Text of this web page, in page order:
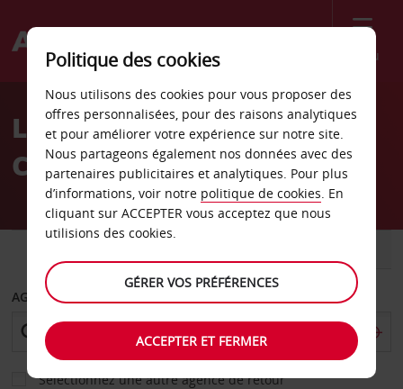
Menu
Welcome
AvisLocation de voiture
Cozumel
AGENCE DE DÉPART
Sélectionnez une autre agence de retour
Politique des cookies
Nous utilisons des cookies pour vous proposer des
offres personnalisées, pour des raisons analytiques
et pour améliorer votre expérience sur notre site.
Nous partageons également nos données avec des
partenaires publicitaires et analytiques. Pour plus
d’informations, voir notre politique de cookies. En
cliquant sur ACCEPTER vous acceptez que nous
utilisions des cookies.
GÉRER VOS PRÉFÉRENCES
ACCEPTER ET FERMER